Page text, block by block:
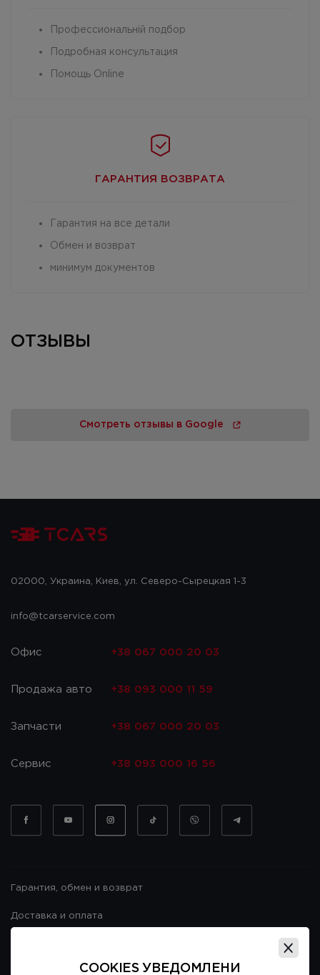
Профессиональній подбор
Подробная консультация
Помощь Online
ГАРАНТИЯ ВОЗВРАТА
Гарантия на все детали
Обмен и возврат
минимум документов
ОТЗЫВЫ
Смотреть отзывы в Google
02000, Украина, Киев, ул. Северо-Сырецкая 1-3
info@tcarservice.com
Офис +38 067 000 20 03
Продажа авто +38 093 000 11 59
Запчасти +38 067 000 20 03
Сервис +38 093 000 16 56
Гарантия, обмен и возврат
Доставка и оплата
Договор публичной оферты
COOKIES УВЕДОМЛЕНИ